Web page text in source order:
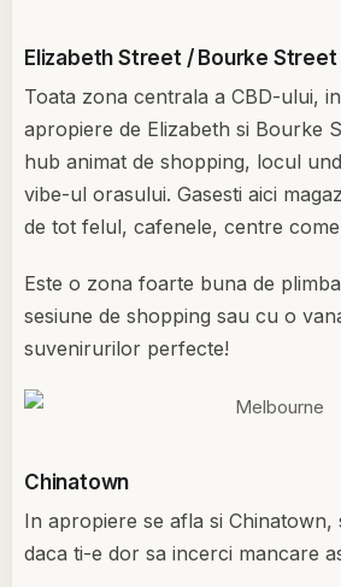
Elizabeth Street / Bourke Street
Toata zona centrala a CBD-ului,
apropiere de Elizabeth si Bourke
hub animat de shopping, locul
vibe-ul orasului. Gasesti aici
de tot felul, cafenele, centre
Este o zona foarte buna de
sesiune de shopping sau cu o
suvenirurilor perfecte!
Chinatown
In apropiere se afla si
daca ti-e dor sa incerci mancare